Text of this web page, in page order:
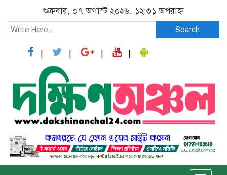
শুক্রবার, ০৭ অগাস্ট ২০২৬, ১২:৩১ অপরাহ্ন
Search